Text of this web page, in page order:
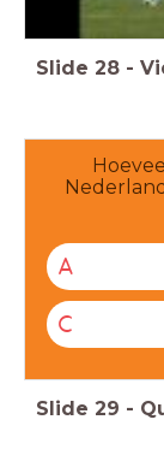
Slide 28 -
A
C
Slide 29 -